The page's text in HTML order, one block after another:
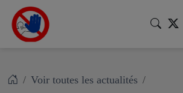
Voir toutes les actualités